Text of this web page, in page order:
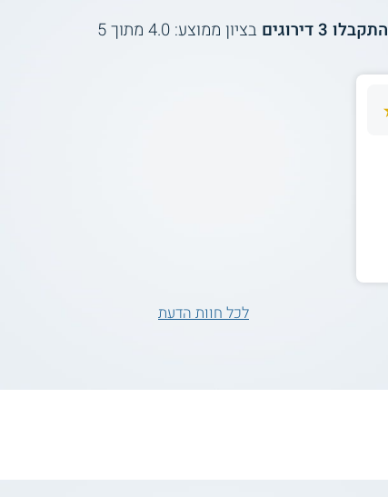
התקבלו 3דירוגים בציון ממוצע:4.0 מתוך5
לכל חוות הדעת